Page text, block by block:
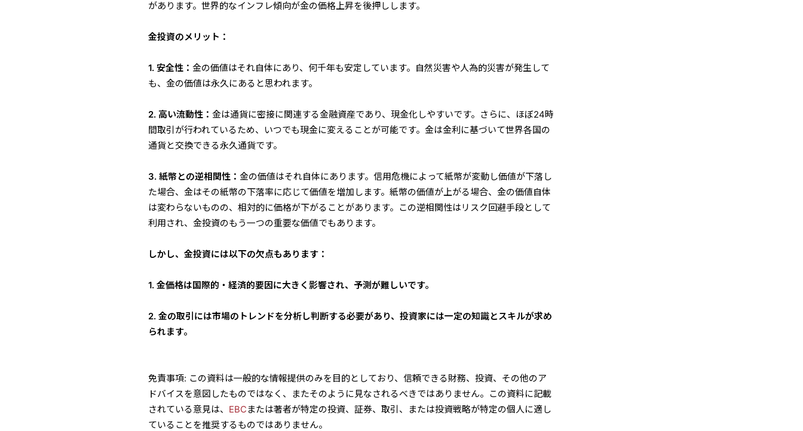
があります。世界的なインフレ傾向が金の価格上昇を後押しします。
金投資のメリット：
1. 安全性：金の価値はそれ自体にあり、何千年も安定しています。自然災害や人為的災害が発生して
も、金の価値は永久にあると思われます。
2. 高い流動性：金は通貨に密接に関連する金融資産であり、現金化しやすいです。さらに、ほぼ24時
間取引が行われているため、いつでも現金に変えることが可能です。金は金利に基づいて世界各国の
通貨と交換できる永久通貨です。
3. 紙幣との逆相関性：金の価値はそれ自体にあります。信用危機によって紙幣が変動し価値が下落し
た場合、金はその紙幣の下落率に応じて価値を増加します。紙幣の価値が上がる場合、金の価値自体
は変わらないものの、相対的に価格が下がることがあります。この逆相関性はリスク回避手段として
利用され、金投資のもう一つの重要な価値でもあります。
しかし、金投資には以下の欠点もあります：
1. 金価格は国際的・経済的要因に大きく影響され、予測が難しいです。
2. 金の取引には市場のトレンドを分析し判断する必要があり、投資家には一定の知識とスキルが求め
られます。
免責事項: この資料は一般的な情報提供のみを目的としており、信頼できる財務、投資、その他のア
ドバイスを意図したものではなく、またそのように見なされるべきではありません。この資料に記載
されている意見は、 EBC または著者が特定の投資、証券、取引、または投資戦略が特定の個人に適し
ていることを推奨するものではありません。